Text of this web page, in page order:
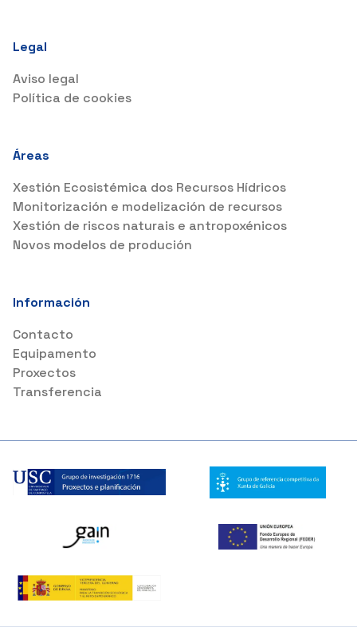
Legal
Aviso legal
Política de cookies
Áreas
Xestión Ecosistémica dos Recursos Hídricos
Monitorización e modelización de recursos
Xestión de riscos naturais e antropoxénicos
Novos modelos de produción
Información
Contacto
Equipamento
Proxectos
Transferencia